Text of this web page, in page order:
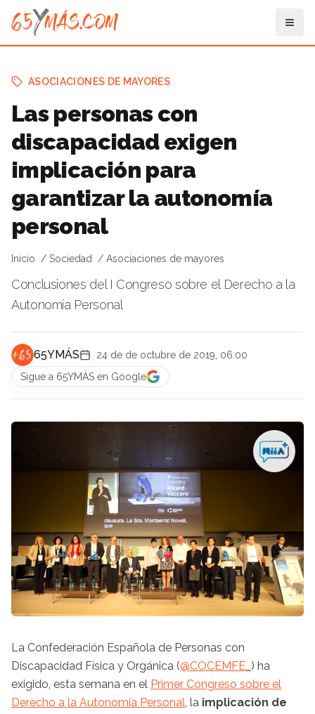
ASOCIACIONES DE MAYORES
Las personas con
discapacidad exigen
implicación para
garantizar la autonomía
personal
Inicio Sociedad Asociaciones de mayores
Conclusiones del I Congreso sobre el Derecho a la
Autonomía Personal
65YMÁS
24 de de octubre de 2019, 06:00
Sigue a 65YMÁS en Google
La Confederación Española de Personas con
Discapacidad Física y Orgánica (@COCEMFE_ ) ha
exigido, esta semana en el Primer Congreso sobre el
Derecho a la Autonomía Personal, la implicación de